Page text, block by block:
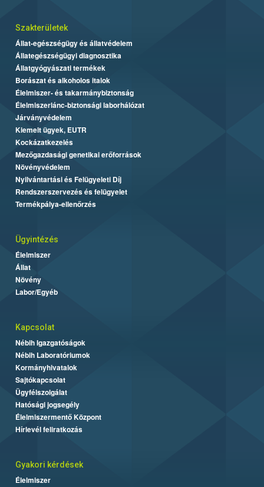
Szakterületek
Állat-egészségügy és állatvédelem
Állategészségügyi diagnosztika
Állatgyógyászati termékek
Borászat és alkoholos italok
Élelmiszer- és takarmánybiztonság
Élelmiszerlánc-biztonsági laborhálózat
Járványvédelem
Kiemelt ügyek, EUTR
Kockázatkezelés
Mezőgazdasági genetikai erőforrások
Növényvédelem
Nyilvántartási és Felügyeleti Díj
Rendszerszervezés és felügyelet
Termékpálya-ellenőrzés
Ügyintézés
Élelmiszer
Állat
Növény
Labor/Egyéb
Kapcsolat
Nébih Igazgatóságok
Nébih Laboratóriumok
Kormányhivatalok
Sajtókapcsolat
Ügyfélszolgálat
Hatósági jogsegély
Élelmiszermentő Központ
Hírlevél feliratkozás
Gyakori kérdések
Élelmiszer